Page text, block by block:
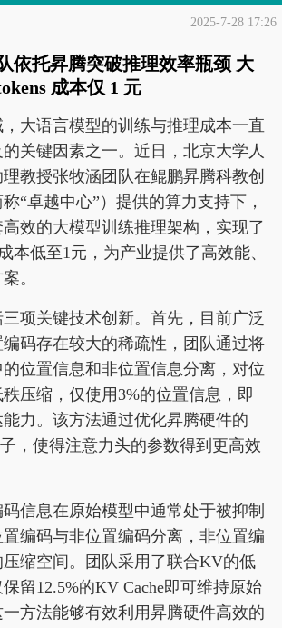
2025-7-28 17:26
依托昇腾突破推理效率瓶颈 大
成本仅 1 元
大语言模型的训练与推理成本一直
关键因素之一。近日，北京大学人
教授张牧涵团队在鲲鹏昇腾科教创
“卓越中心”）提供的算力支持下，
效的大模型训练推理架构，实现了
本低至1元，为产业提供了高效能、
。
项关键技术创新。首先，目前广泛
码存在较大的稀疏性，团队通过将
位置信息和非位置信息分离，对位
压缩，仅使用3%的位置信息，即
力。该方法通过优化昇腾硬件的
，使得注意力头的参数得到更高效
信息在原始模型中通常处于被抑制
编码与非位置编码分离，非位置编
缩空间。团队采用了联合KV的低
留12.5%的KV Cache即可维持原始
方法能够有效利用昇腾硬件高效的